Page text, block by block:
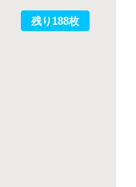
残り188枚